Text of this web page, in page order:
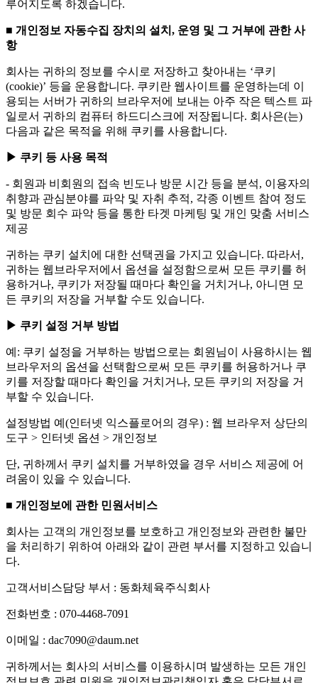
루어지도록 하겠습니다.
■ 개인정보 자동수집 장치의 설치, 운영 및 그 거부에 관한 사
항
회사는 귀하의 정보를 수시로 저장하고 찾아내는 ‘쿠키
(cookie)’ 등을 운용합니다. 쿠키란 웹사이트를 운영하는데 이
용되는 서버가 귀하의 브라우저에 보내는 아주 작은 텍스트 파
일로서 귀하의 컴퓨터 하드디스크에 저장됩니다. 회사은(는)
다음과 같은 목적을 위해 쿠키를 사용합니다.
▶ 쿠키 등 사용 목적
- 회원과 비회원의 접속 빈도나 방문 시간 등을 분석, 이용자의
취향과 관심분야를 파악 및 자취 추적, 각종 이벤트 참여 정도
및 방문 회수 파악 등을 통한 타겟 마케팅 및 개인 맞춤 서비스
제공
귀하는 쿠키 설치에 대한 선택권을 가지고 있습니다. 따라서,
귀하는 웹브라우저에서 옵션을 설정함으로써 모든 쿠키를 허
용하거나, 쿠키가 저장될 때마다 확인을 거치거나, 아니면 모
든 쿠키의 저장을 거부할 수도 있습니다.
▶ 쿠키 설정 거부 방법
예: 쿠키 설정을 거부하는 방법으로는 회원님이 사용하시는 웹
브라우저의 옵션을 선택함으로써 모든 쿠키를 허용하거나 쿠
키를 저장할 때마다 확인을 거치거나, 모든 쿠키의 저장을 거
부할 수 있습니다.
설정방법 예(인터넷 익스플로어의 경우) : 웹 브라우저 상단의
도구 > 인터넷 옵션 > 개인정보
단, 귀하께서 쿠키 설치를 거부하였을 경우 서비스 제공에 어
려움이 있을 수 있습니다.
■ 개인정보에 관한 민원서비스
회사는 고객의 개인정보를 보호하고 개인정보와 관련한 불만
을 처리하기 위하여 아래와 같이 관련 부서를 지정하고 있습니
다.
고객서비스담당 부서 : 동화체육주식회사
전화번호 : 070-4468-7091
이메일 : dac7090@daum.net
귀하께서는 회사의 서비스를 이용하시며 발생하는 모든 개인